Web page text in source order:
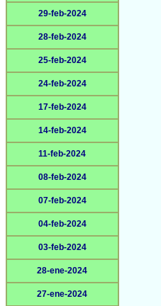
29-feb-2024
28-feb-2024
25-feb-2024
24-feb-2024
17-feb-2024
14-feb-2024
11-feb-2024
08-feb-2024
07-feb-2024
04-feb-2024
03-feb-2024
28-ene-2024
27-ene-2024